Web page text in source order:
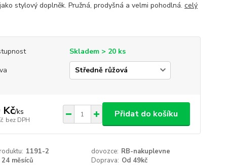
stylový doplněk. Pružná, prodyšná a velmi pohodlná. celý
Skladem > 20 ks
Kč/ks
bez DPH
Přidat do košíku
1191-2 dovozce: RB-nakuplevne
24 měsíců Doprava: Od 49kč